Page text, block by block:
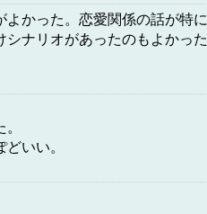
よかった。恋愛関係の話が特
シナリオがあったのもよかっ
いい。